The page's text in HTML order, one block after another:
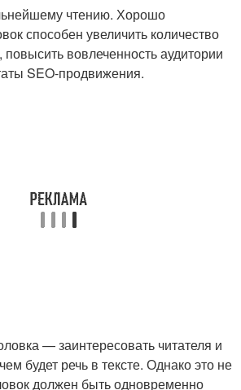
чтению. Хорошо
способен увеличить количество
повысить вовлеченность аудитории
SEO-продвижения.
— заинтересовать читателя и
будет речь в тексте. Однако это не
должен быть одновременно